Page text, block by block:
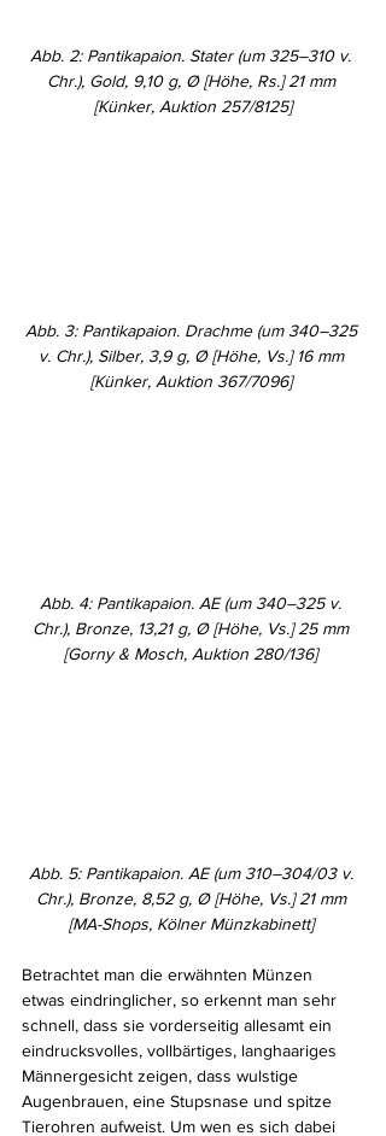
Abb. 2: Pantikapaion. Stater (um 325–310 v.
Chr.), Gold, 9,10 g, Ø [Höhe, Rs.] 21 mm
[Künker, Auktion 257/8125]
Abb. 3: Pantikapaion. Drachme (um 340–325
v. Chr.), Silber, 3,9 g, Ø [Höhe, Vs.] 16 mm
[Künker, Auktion 367/7096]
Abb. 4: Pantikapaion. AE (um 340–325 v.
Chr.), Bronze, 13,21 g, Ø [Höhe, Vs.] 25 mm
[Gorny & Mosch, Auktion 280/136]
Abb. 5: Pantikapaion. AE (um 310–304/03 v.
Chr.), Bronze, 8,52 g, Ø [Höhe, Vs.] 21 mm
[MA-Shops, Kölner Münzkabinett]
Betrachtet man die erwähnten Münzen
etwas eindringlicher, so erkennt man sehr
schnell, dass sie vorderseitig allesamt ein
eindrucksvolles, vollbärtiges, langhaariges
Männergesicht zeigen, dass wulstige
Augenbrauen, eine Stupsnase und spitze
Tierohren aufweist. Um wen es sich dabei